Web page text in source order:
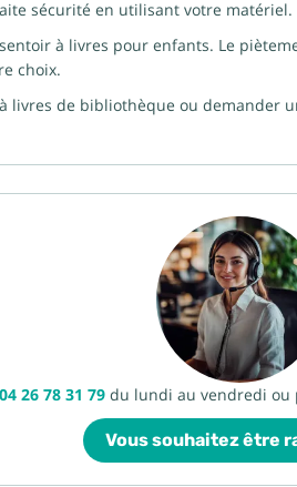
sécurité en utilisant votre matériel.
à livres pour enfants. Le
choix.
de bibliothèque ou demander
04 26 78 31 79du lundi au vendredi ou
Vous souhaitez être